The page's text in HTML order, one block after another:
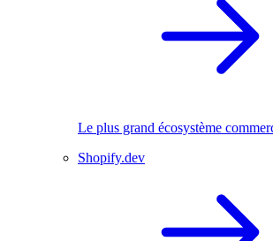
Le plus grand écosystème
Shopify.dev